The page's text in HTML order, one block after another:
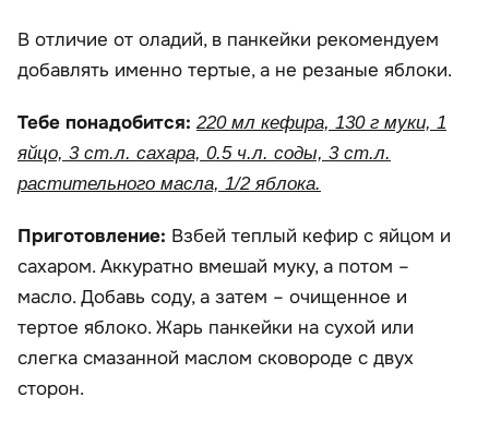
В отличие от оладий, в панкейки рекомендуем
добавлять именно тертые, а не резаные яблоки.
Тебе понадобится: 220 мл кефира, 130 г муки, 1
яйцо, 3 ст.л. сахара, 0.5 ч.л. соды, 3 ст.л.
растительного масла, 1/2 яблока.
Приготовление: Взбей теплый кефир с яйцом и
сахаром. Аккуратно вмешай муку, а потом –
масло. Добавь соду, а затем – очищенное и
тертое яблоко. Жарь панкейки на сухой или
слегка смазанной маслом сковороде с двух
сторон.